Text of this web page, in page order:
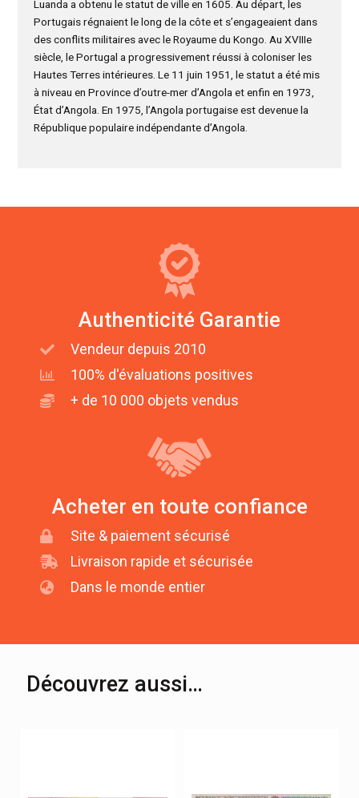
Luanda a obtenu le statut de ville en 1605. Au départ, les
Portugais régnaient le long de la côte et s’engageaient dans
des conflits militaires avec le Royaume du Kongo. Au XVIIIe
siècle, le Portugal a progressivement réussi à coloniser les
Hautes Terres intérieures. Le 11 juin 1951, le statut a été mis
à niveau en Province d’outre-mer d’Angola et enfin en 1973,
État d’Angola. En 1975, l’Angola portugaise est devenue la
République populaire indépendante d’Angola.
Authenticité Garantie
Vendeur depuis 2010
100% d'évaluations positives
+ de 10 000 objets vendus
Acheter en toute confiance
Site & paiement sécurisé
Livraison rapide et sécurisée
Dans le monde entier
Découvrez aussi…